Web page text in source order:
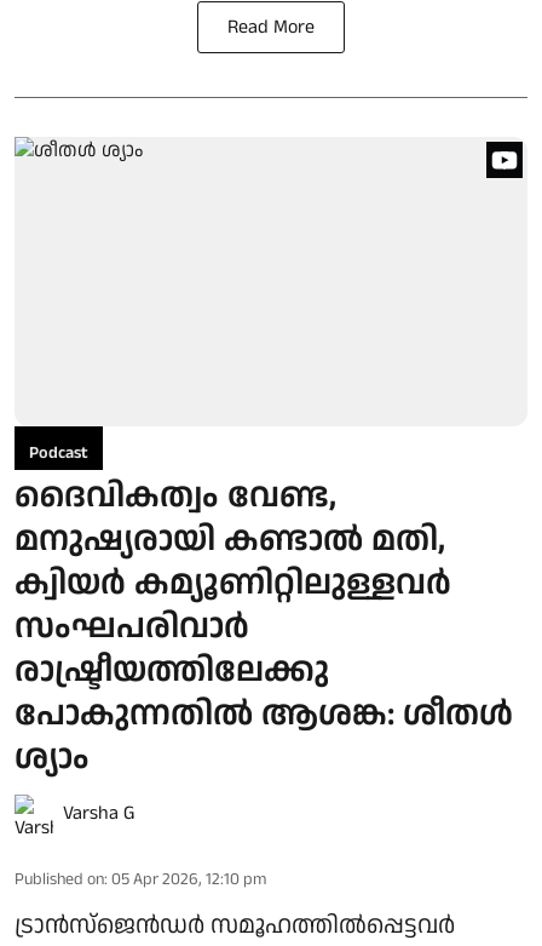
Read More
Podcast
ദൈവികത്വം വേണ്ട,
മനുഷ്യരായി കണ്ടാൽ മതി,
ക്വിയർ കമ്യൂണിറ്റിലുള്ളവർ
സംഘപരിവാർ
രാഷ്ട്രീയത്തിലേക്കു
പോകുന്നതിൽ ആശങ്ക: ശീതൾ
ശ്യാം
Varsha G
Published on: 05 Apr 2026, 12:10 pm
ട്രാൻസ്ജെൻഡർ സമൂഹത്തിൽപ്പെട്ടവർ